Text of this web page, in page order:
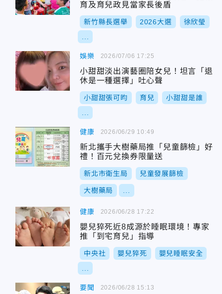
育及育兒政見當家長後盾
新竹縣長選舉 2026大選 徐欣瑩
娛樂
小甜甜淡出演藝圈陪女兒！坦言「退
休是一種選擇」吐心聲
小甜甜張可昀 育兒 小甜甜是誰
2026/07/06 17:25
健康
新北攜手大樹藥局推「兒童篩檢」好
禮！百元兌換券限量送
新北市衛生局 兒童發展篩檢
大樹藥局
2026/06/29 10:49
健康
嬰兒猝死近8成源於睡眠環境！專家
推「到宅育兒」指導
中央社 嬰兒猝死 嬰兒睡眠安全
2026/06/28 17:22
要聞 2026/06/28 15:13